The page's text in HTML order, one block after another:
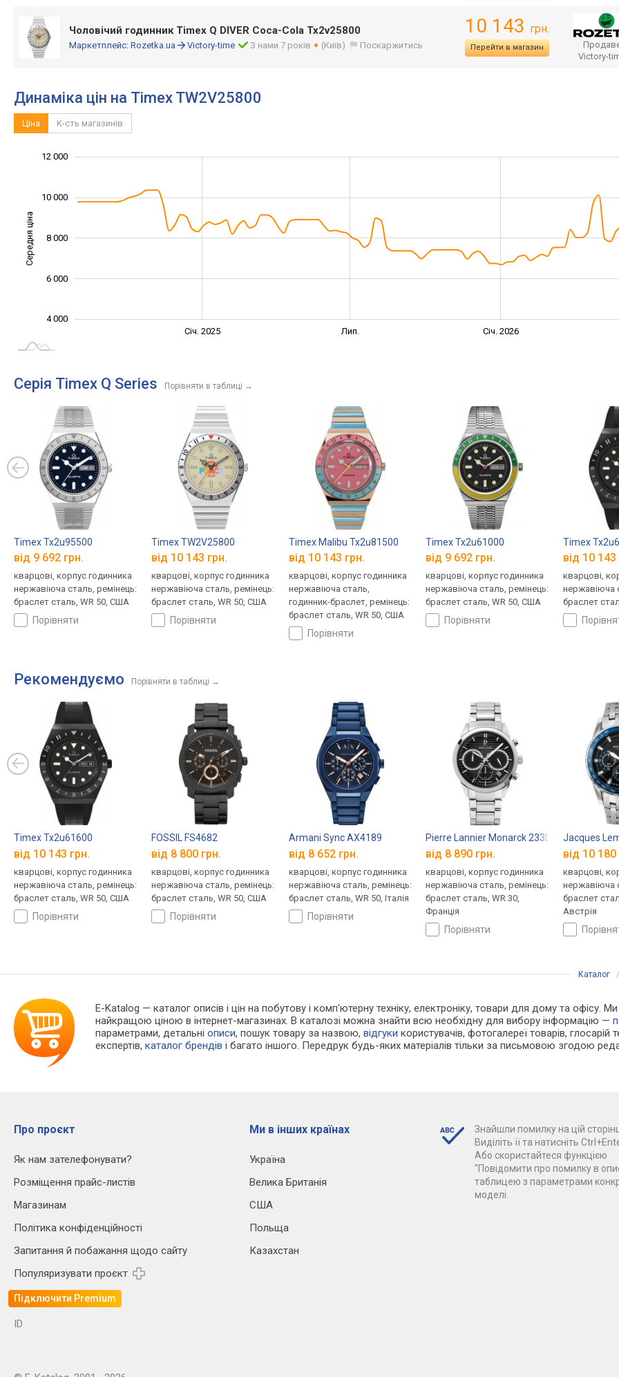
Чоловічий годинник Timex Q DIVER Coca-Cola Tx2v25800
Маркетплейс: Rozetka.ua Victory-time З нами 7 років (Київ) Поскаржитись
10 143 грн.
Перейти в магазин
Victory-
Динаміка цін на Timex TW2V25800
Ціна К-сть магазинів
Середня ціна 10 000
4 000
6 000
8 000
10 000
12 000
Січ. 2025 Лип. Січ. 2026
Серія Timex Q Series Порівняти в таблиці →
Timex Tx2u95500
від 9 692 грн.
кварцові, корпус годинника
нержавіюча сталь, ремінець:
браслет сталь, WR 50, США
порівняти
Timex TW2V25800
від 10 143 грн.
кварцові, корпус годинника
нержавіюча сталь, ремінець:
браслет сталь, WR 50, США
порівняти
Timex Malibu Tx2u81500
від 10 143 грн.
кварцові, корпус годинника
нержавіюча сталь,
годинник-браслет, ремінець:
браслет сталь, WR 50, США
порівняти
Timex Tx2u61000
від 9 692 грн.
кварцові, корпус годинника
нержавіюча сталь, ремінець:
браслет сталь, WR 50, США
порівняти
Timex
від 10 143
кварцові,
нержавіюча
браслет
Рекомендуємо Порівняти в таблиці →
Timex Tx2u61600
від 10 143 грн.
кварцові, корпус годинника
нержавіюча сталь, ремінець:
браслет сталь, WR 50, США
порівняти
FOSSIL FS4682
від 8 800 грн.
кварцові, корпус годинника
нержавіюча сталь, ремінець:
браслет сталь, WR 50, США
порівняти
Armani Sync AX4189
від 8 652 грн.
кварцові, корпус годинника
нержавіюча сталь, ремінець:
браслет сталь, WR 50, Італія
порівняти
Pierre Lannier Monarck 233D131
від 8 890 грн.
кварцові, корпус годинника
нержавіюча сталь, ремінець:
браслет сталь, WR 30,
Франція
порівняти
Jacques
від 10 180
кварцові,
нержавіюча
браслет
Австрія
Каталог
E-Katalog — каталог описів і цін на побутову і комп'ютерну техніку, електроніку, товари для дому та офісу.
найкращою ціною в інтернет-магазинах. В каталозі можна знайти всю необхідну для вибору інформацію —
параметрами, детальніописи, пошук товару за назвою,відгуки користувачів, фотогалереї товарів, глосарій
експертів,каталог брендів і багато іншого. Передрук будь-яких матеріалів тільки за письмовою згодою
Про проєкт
Як нам зателефонувати?
Розміщення прайс-листів
Магазинам
Політика конфіденційності
Запитання й побажання щодо сайту
Популяризувати проєкт
Підключити Premium
Ми в інших країнах
Україна
Велика Британія
США
Польща
Казахстан
Знайшли помилку на цій
Виділіть її та натисніть
Або скористайтеся функцією
"Повідомити про помилку в
таблицею з параметрами
моделі.
ID